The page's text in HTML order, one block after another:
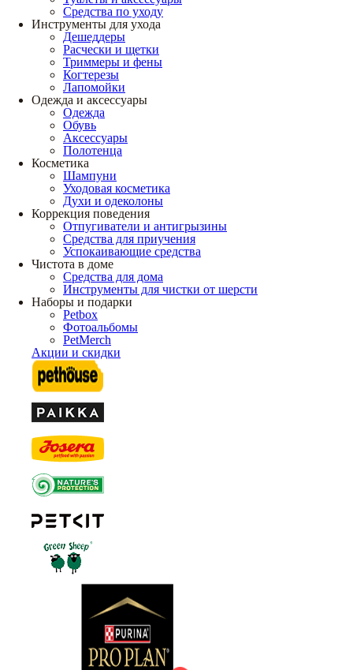
Средства по уходу
Инструменты для ухода
Дешеддеры
Расчески и щетки
Триммеры и фены
Когтерезы
Лапомойки
Одежда и аксессуары
Одежда
Обувь
Аксессуары
Полотенца
Косметика
Шампуни
Уходовая косметика
Духи и одеколоны
Коррекция поведения
Отпугиватели и антигрызины
Средства для приучения
Успокаивающие средства
Чистота в доме
Средства для дома
Инструменты для чистки от шерсти
Наборы и подарки
Petbox
Фотоальбомы
PetMerch
Акции и скидки